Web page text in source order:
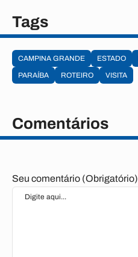
Tags
CAMPINA GRANDE ESTADO
PARAÍBA
ROTEIRO VISITA
Comentários
Seu comentário (Obrigatório)